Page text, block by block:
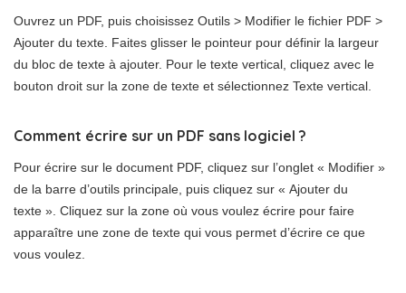
Ouvrez un PDF, puis choisissez Outils > Modifier le fichier PDF >
Ajouter du texte. Faites glisser le pointeur pour définir la largeur
du bloc de texte à ajouter. Pour le texte vertical, cliquez avec le
bouton droit sur la zone de texte et sélectionnez Texte vertical.
Comment écrire sur un PDF sans logiciel ?
Pour écrire sur le document PDF, cliquez sur l’onglet « Modifier »
de la barre d’outils principale, puis cliquez sur « Ajouter du
texte ». Cliquez sur la zone où vous voulez écrire pour faire
apparaître une zone de texte qui vous permet d’écrire ce que
vous voulez.